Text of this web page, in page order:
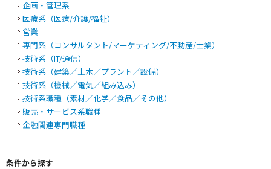
企画・管理系
医療系（医療/介護/福祉）
営業
専門系（コンサルタント/マーケティング/不動産/士業）
技術系（IT/通信）
技術系（建築／土木／プラント／設備）
技術系（機械／電気／組み込み）
技術系職種（素材／化学／食品／その他）
販売・サービス系職種
金融関連専門職種
条件から探す